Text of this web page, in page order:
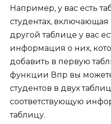
Например, у вас есть
студентах,
другой таблице у вас
информация о них,
добавить в первую
функции Впр вы
студентов в двух
соответствующую
таблицу.